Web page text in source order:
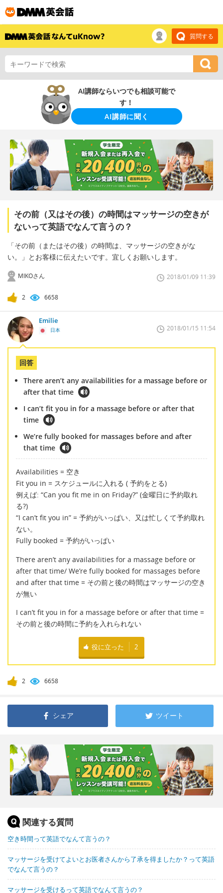
質問する
AI講師ならいつでも相談可能で
す！
AI講師に聞く
その前（又はその後）の時間はマッサージの空きが
ないって英語でなんて言うの？
「その前（またはその後）の時間は、マッサージの空きがな
い。」とお客様に伝えたいです。宜しくお願いします。
MIKOさん 2018/01/09 11:39
2 6658
Emilie
日本 2018/01/15 11:54
回答
There aren’t any availabilities for a massage before or
after that time
I can’t fit you in for a massage before or after that
time
We’re fully booked for massages before and after
that time
Availabilities = 空き
Fit you in = スケジュールに入れる ( 予約をとる)
例えば: “Can you fit me in on Friday?” (金曜日に予約取れ
る?)
“I can’t fit you in” = 予約がいっぱい、又は忙しくて予約取れ
ない。
Fully booked = 予約がいっぱい
There aren’t any availabilities for a massage before or
after that time/ We’re fully booked for massages before
and after that time = その前と後の時間はマッサージの空き
が無い
I can’t fit you in for a massage before or after that time =
その前と後の時間に予約を入れられない
役に立った 2
2 6658
シェア ツイート
関連する質問
空き時間って英語でなんて言うの？
マッサージを受けてよいとお医者さんから了承を得ましたか？って英語
でなんて言うの？
マッサージを受けるって英語でなんて言うの？